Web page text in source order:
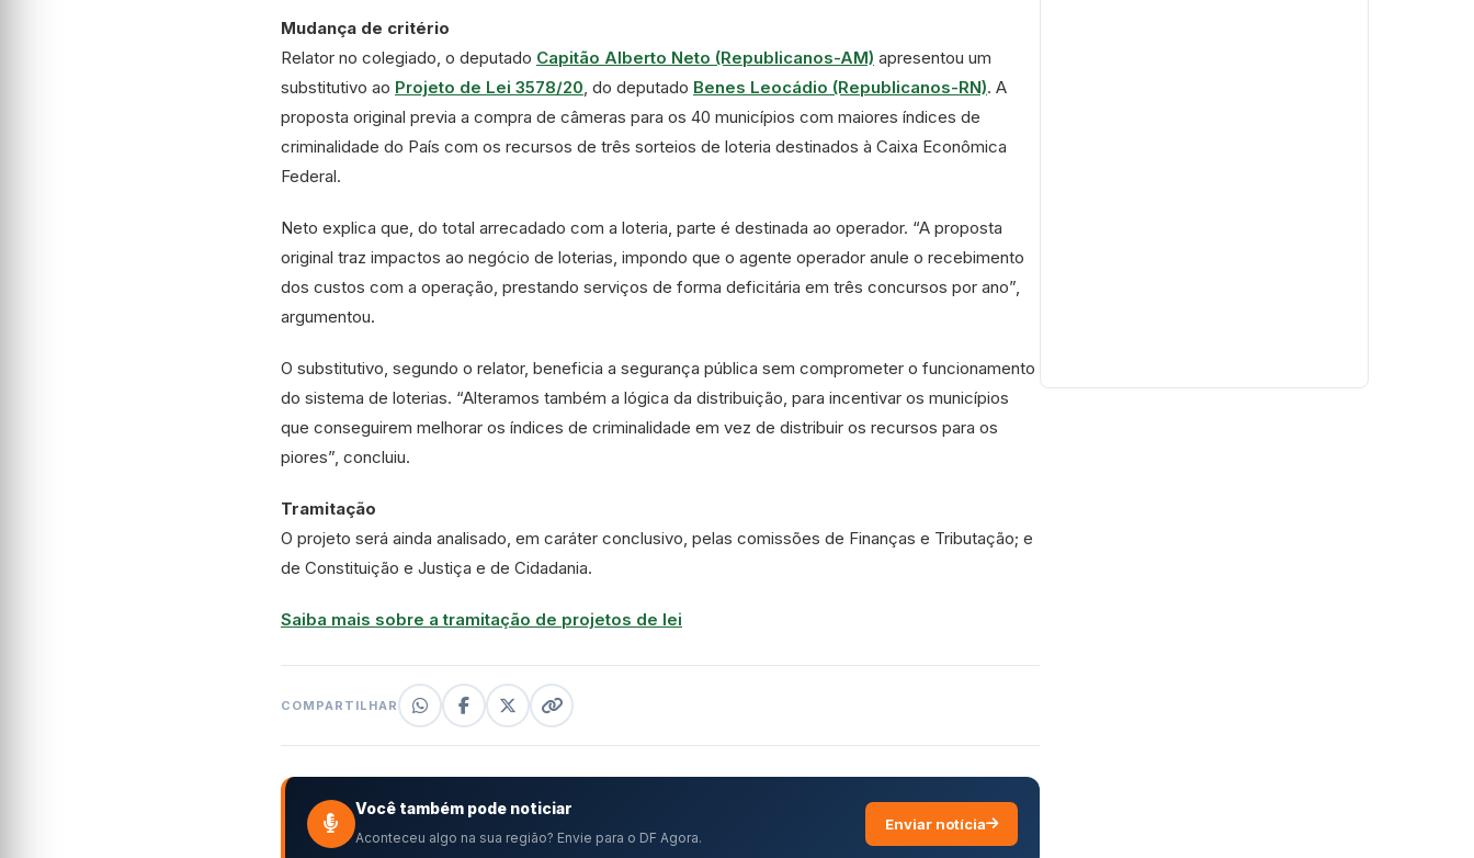
Mudança de critério
Relator no colegiado, o deputado Capitão Alberto Neto (Republicanos-AM) apresentou um
substitutivo ao Projeto de Lei 3578/20, do deputado Benes Leocádio (Republicanos-RN). A
proposta original previa a compra de câmeras para os 40 municípios com maiores índices de
criminalidade do País com os recursos de três sorteios de loteria destinados à Caixa Econômica
Federal.
Neto explica que, do total arrecadado com a loteria, parte é destinada ao operador. “A proposta
original traz impactos ao negócio de loterias, impondo que o agente operador anule o recebimento
dos custos com a operação, prestando serviços de forma deficitária em três concursos por ano”,
argumentou.
O substitutivo, segundo o relator, beneficia a segurança pública sem comprometer o funcionamento
do sistema de loterias. “Alteramos também a lógica da distribuição, para incentivar os municípios
que conseguirem melhorar os índices de criminalidade em vez de distribuir os recursos para os
piores”, concluiu.
Tramitação
O projeto será ainda analisado, em caráter conclusivo, pelas comissões de Finanças e Tributação; e
de Constituição e Justiça e de Cidadania.
Saiba mais sobre a tramitação de projetos de lei
COMPARTILHAR
Você também pode noticiar
Aconteceu algo na sua região? Envie para o DF Agora.
Enviar notícia